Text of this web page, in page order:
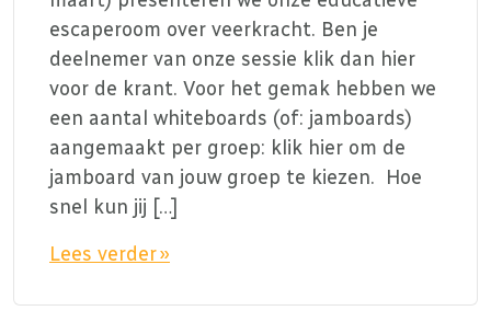
escaperoom over veerkracht. Ben je
deelnemer van onze sessie klik dan hier
voor de krant. Voor het gemak hebben we
een aantal whiteboards (of: jamboards)
aangemaakt per groep: klik hier om de
jamboard van jouw groep te kiezen. Hoe
snel kun jij […]
Lees verder »